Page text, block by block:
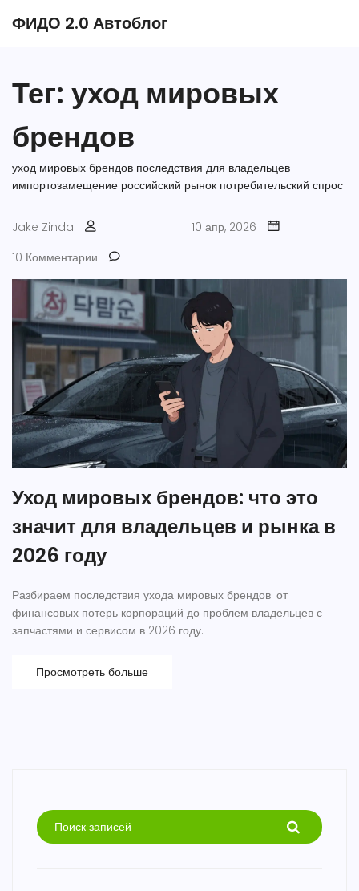
ФИДО 2.0 Автоблог
Тег: уход мировых
брендов
уход мировых брендов последствия для владельцев
импортозамещение российский рынок потребительский спрос
Jake Zinda
10 апр, 2026
10 Комментарии
Уход мировых брендов: что это
значит для владельцев и рынка в
2026 году
Разбираем последствия ухода мировых брендов: от
финансовых потерь корпораций до проблем владельцев с
запчастями и сервисом в 2026 году.
Просмотреть больше